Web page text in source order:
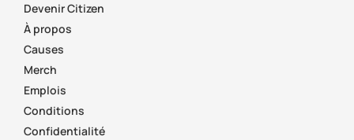
Devenir Citizen
À propos
Causes
Merch
Emplois
Conditions
Confidentialité